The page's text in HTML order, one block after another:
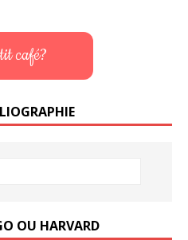
café?
OU HARVARD